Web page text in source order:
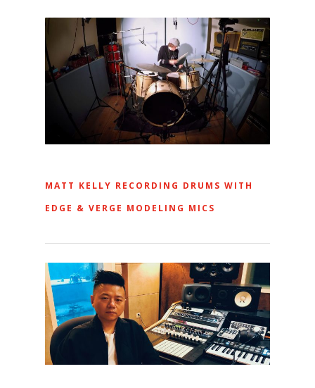
MATT KELLY RECORDING DRUMS WITH
EDGE & VERGE MODELING MICS